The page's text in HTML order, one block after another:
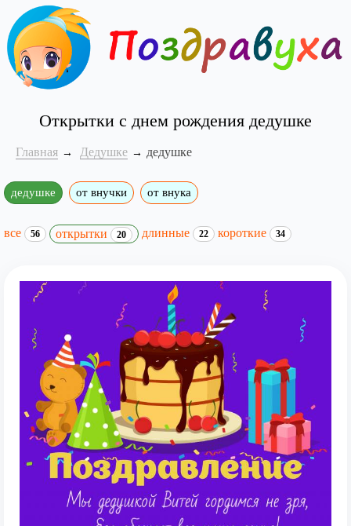
Открытки с днем рождения дедушке
Главная Дедушке дедушке
дедушке от внучки от внука
все 56 открытки 20 длинные 22 короткие 34